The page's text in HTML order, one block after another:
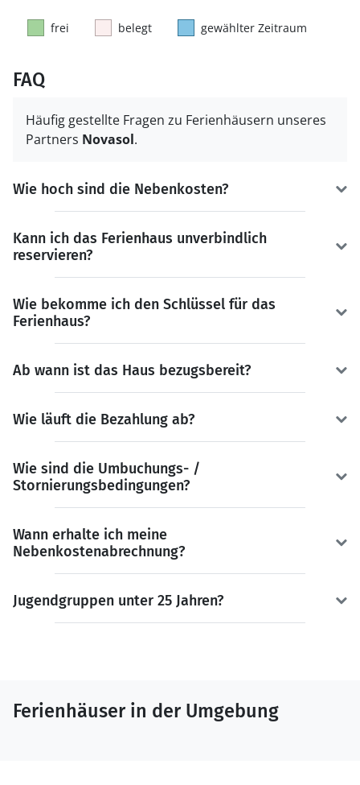
frei belegt gewählter Zeitraum
FAQ
Häufig gestellte Fragen zu Ferienhäusern unseres
Partners Novasol.
Wie hoch sind die Nebenkosten?
Kann ich das Ferienhaus unverbindlich
reservieren?
Wie bekomme ich den Schlüssel für das
Ferienhaus?
Ab wann ist das Haus bezugsbereit?
Wie läuft die Bezahlung ab?
Wie sind die Umbuchungs- /
Stornierungsbedingungen?
Wann erhalte ich meine
Nebenkostenabrechnung?
Jugendgruppen unter 25 Jahren?
Ferienhäuser in der Umgebung